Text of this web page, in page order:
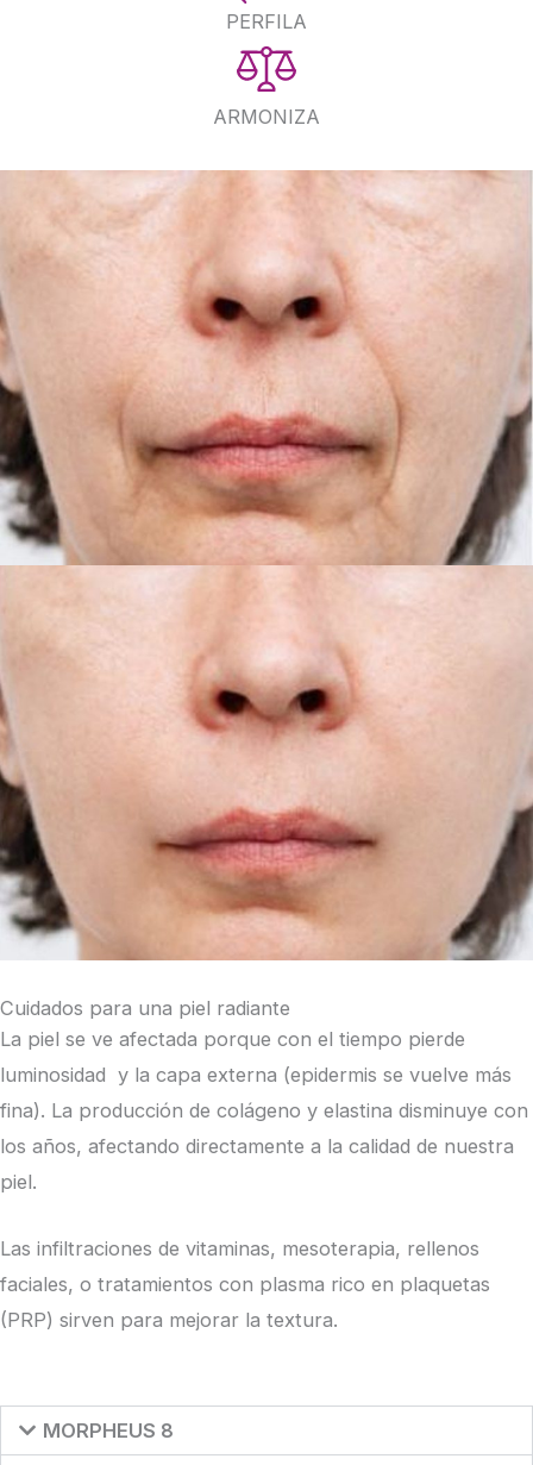
PERFILA
ARMONIZA
Cuidados para una piel radiante
La piel se ve afectada porque con el tiempo pierde
luminosidad y la capa externa (epidermis se vuelve más
fina). La producción de colágeno y elastina disminuye con
los años, afectando directamente a la calidad de nuestra
piel.
Las infiltraciones de vitaminas, mesoterapia, rellenos
faciales, o tratamientos con plasma rico en plaquetas
(PRP) sirven para mejorar la textura.
MORPHEUS 8